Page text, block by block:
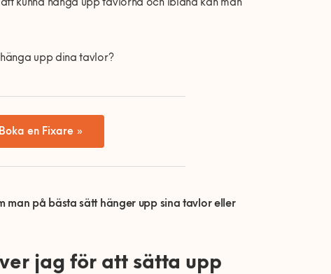
kunna hänga upp tavlorna och ibland kan man
upp dina tavlor?
Boka en Fixare »
man på bästa sätt hänger upp sina tavlor eller
jag för att sätta upp